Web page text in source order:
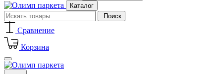
Каталог
Поиск
Сравнение
Корзина